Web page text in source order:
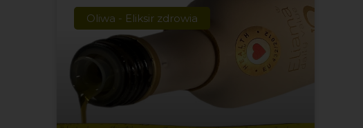
Oliwa - Eliksir zdrowia